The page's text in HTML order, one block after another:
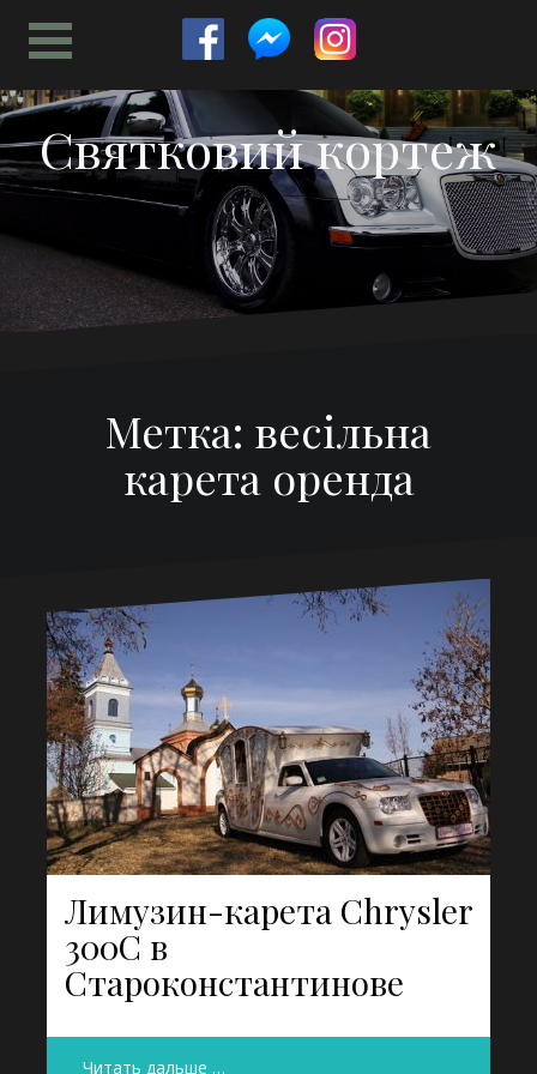
содержимому
Святковий кортеж
Метка: весільна
карета оренда
Лимузин-карета Chrysler
300C в
Староконстантинове
Читать дальше …